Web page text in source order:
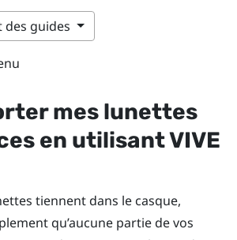
des guides
mes lunettes
en utilisantVIVE
tiennent dans le casque,
qu’aucune partie de vos